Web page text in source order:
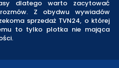
dlatego warto zacytować
Z obydwu wywiadów
sprzedaż TVN24, o której
to tylko plotka nie mająca